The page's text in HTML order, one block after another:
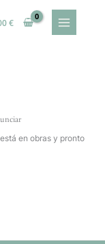
€
en obras y pronto